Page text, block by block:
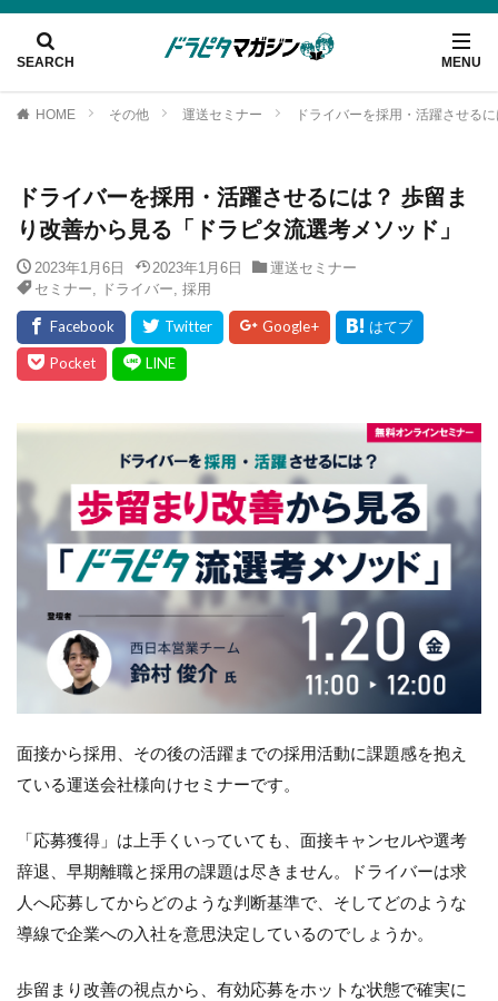
HOME その他 運送セミナー ドライバーを採用・活躍させる
ドライバーを採用・活躍させるには？ 歩留ま
り改善から見る「ドラピタ流選考メソッド」
2023年1月6日 2023年1月6日
運送セミナー
セミナー
ドライバー 採用
面接から採用、その後の活躍までの採用活動に課題感を抱え
ている運送会社様向けセミナーです。
「応募獲得」は上手くいっていても、面接キャンセルや選考
辞退、早期離職と採用の課題は尽きません。ドライバーは求
人へ応募してからどのような判断基準で、そしてどのような
導線で企業への入社を意思決定しているのでしょうか。
歩留まり改善の視点から、有効応募をホットな状態で確実に